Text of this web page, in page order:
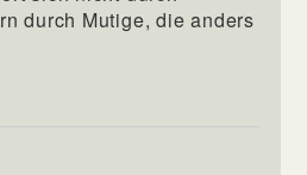
durch Mutige, die anders